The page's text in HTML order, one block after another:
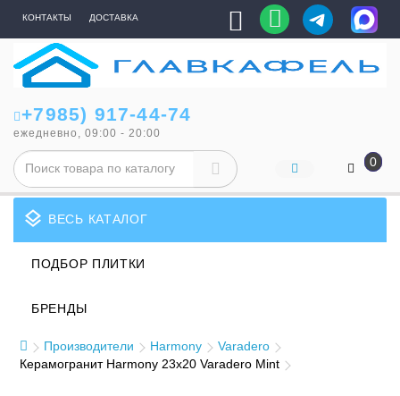
КОНТАКТЫ ДОСТАВКА
+7985) 917-44-74
ежедневно, 09:00 - 20:00
0
layers ВЕСЬ КАТАЛОГ
ПОДБОР ПЛИТКИ
БРЕНДЫ
Производители Harmony
Varadero
Керамогранит Harmony 23x20 Varadero Mint